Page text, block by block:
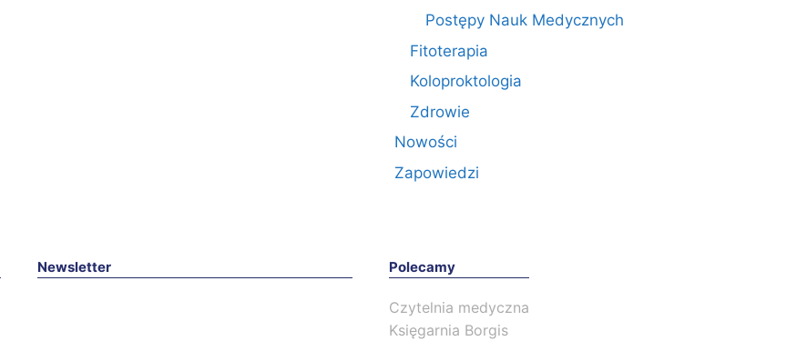
Postępy Nauk Medycznych
Fitoterapia
Koloproktologia
Zdrowie
Nowości
Zapowiedzi
Newsletter Polecamy
Czytelnia medyczna
Księgarnia Borgis